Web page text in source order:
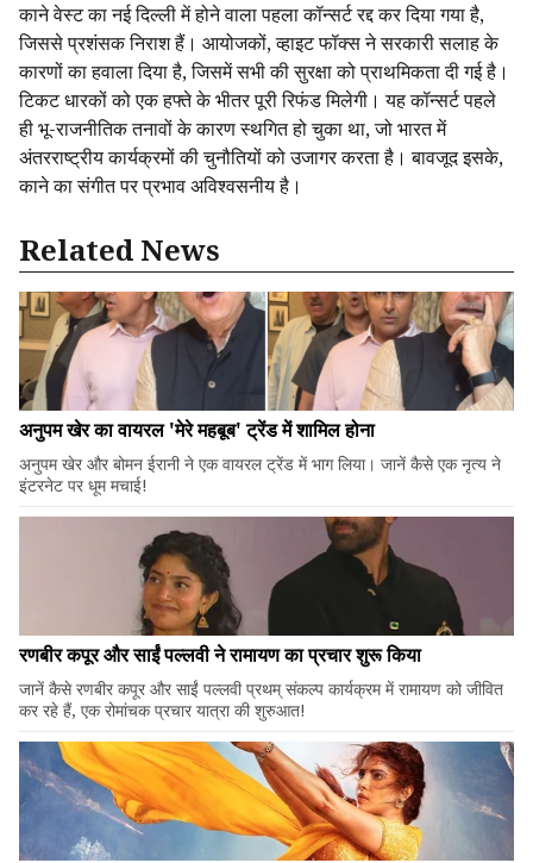
काने वेस्ट का नई दिल्ली में होने वाला पहला कॉन्सर्ट रद्द कर दिया गया है,
जिससे प्रशंसक निराश हैं। आयोजकों, व्हाइट फॉक्स ने सरकारी सलाह के
कारणों का हवाला दिया है, जिसमें सभी की सुरक्षा को प्राथमिकता दी गई है।
टिकट धारकों को एक हफ्ते के भीतर पूरी रिफंड मिलेगी। यह कॉन्सर्ट पहले
ही भू-राजनीतिक तनावों के कारण स्थगित हो चुका था, जो भारत में
अंतरराष्ट्रीय कार्यक्रमों की चुनौतियों को उजागर करता है। बावजूद इसके,
काने का संगीत पर प्रभाव अविश्वसनीय है।
Related News
अनुपम खेर का वायरल 'मेरे महबूब' ट्रेंड में शामिल होना
अनुपम खेर और बोमन ईरानी ने एक वायरल ट्रेंड में भाग लिया। जानें कैसे एक नृत्य ने
इंटरनेट पर धूम मचाई!
रणबीर कपूर और साईं पल्लवी ने रामायण का प्रचार शुरू किया
जानें कैसे रणबीर कपूर और साईं पल्लवी प्रथम् संकल्प कार्यक्रम में रामायण को जीवित
कर रहे हैं, एक रोमांचक प्रचार यात्रा की शुरुआत!